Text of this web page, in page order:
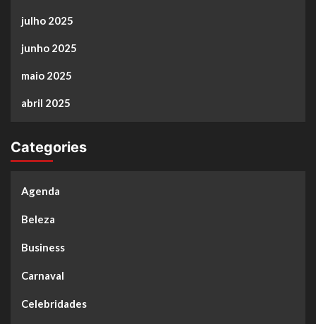
julho 2025
junho 2025
maio 2025
abril 2025
Categories
Agenda
Beleza
Business
Carnaval
Celebridades